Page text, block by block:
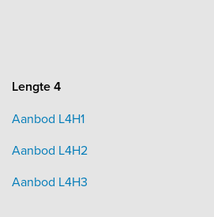
Lengte 4
Aanbod L4H1
Aanbod L4H2
Aanbod L4H3